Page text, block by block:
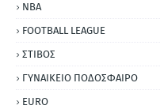
NBA
FOOTBALL LEAGUE
ΣΤΙΒΟΣ
ΓΥΝΑΙΚΕΙΟ ΠΟΔΟΣΦΑΙΡΟ
EURO